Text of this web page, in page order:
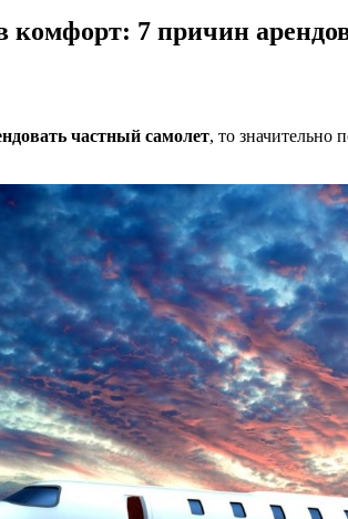
комфорт: 7 причин
частный самолет, то значительно